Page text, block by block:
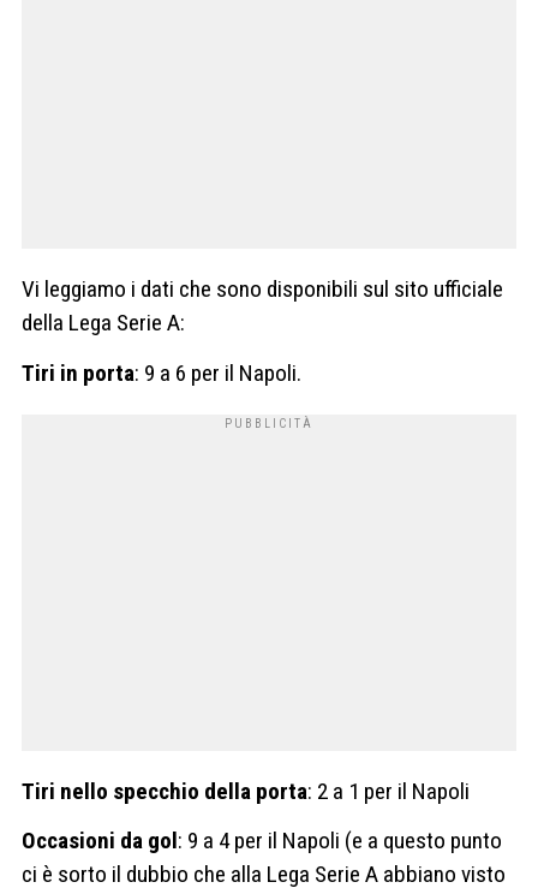
Vi leggiamo i dati che sono disponibili sul sito ufficiale
della Lega Serie A:
Tiri in porta: 9 a 6 per il Napoli.
Tiri nello specchio della porta: 2 a 1 per il Napoli
Occasioni da gol: 9 a 4 per il Napoli (e a questo punto
ci è sorto il dubbio che alla Lega Serie A abbiano visto